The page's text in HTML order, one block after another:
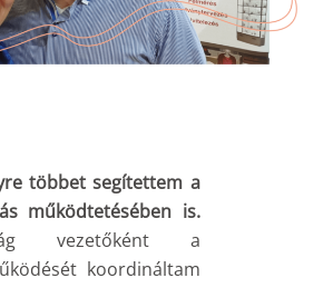
többet segítettem a
működtetésében is.
vezetőként a
koordináltam